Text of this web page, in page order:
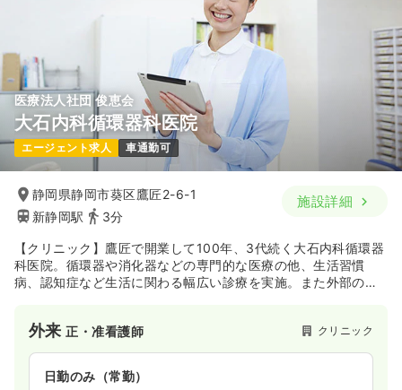
給与
お問い合わせください
時間
8:00～16:30
日曜休み
ブランク可 第二新卒可
気になる 詳細を見る
外来正看護師 一般＋療養
日勤のみ（常勤） 一時募集休止
給与 27.4万円/月 賞与2回
4週8休以上
医療法人社団 俊恵会
大石内科循環器科医院
エージェント求人 車通勤可
静岡県静岡市葵区鷹匠2-6-1
新静岡駅
3分
施設詳細
【クリニック】鷹匠で開業して100年、3代続く大石内科循環器
科医院。循環器や消化器などの専門的な医療の他、生活習慣
病、認知症など生活に関わる幅広い診療を実施。また外部の医
域の方々のニーズに合わせ成長するクリニックです。
外来正・准看護師 クリニック
日勤のみ（常勤）